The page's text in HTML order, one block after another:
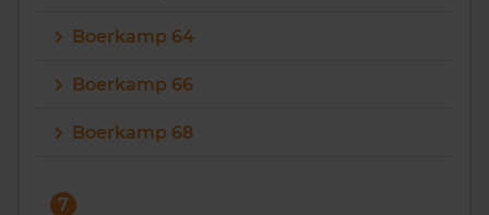
Boerkamp 64
Boerkamp 66
Boerkamp 68
7